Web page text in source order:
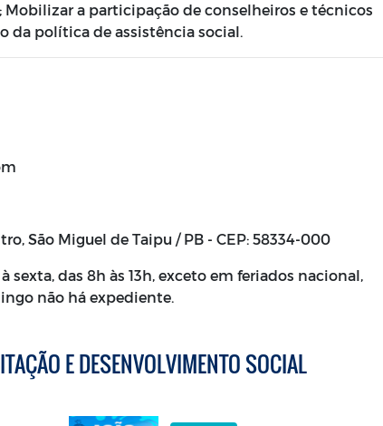
a participação de conselheiros e técnicos
da política de assistência social.
São Miguel de Taipu / PB - CEP: 58334-000
sexta, das 8h às 13h, exceto em feriados nacional,
não há expediente.
E DESENVOLVIMENTO SOCIAL